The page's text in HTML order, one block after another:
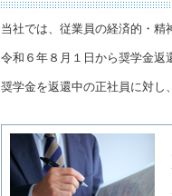
当社では、従業員の経済的・精
令和６年８月１日から奨学金返
奨学金を返還中の正社員に対し